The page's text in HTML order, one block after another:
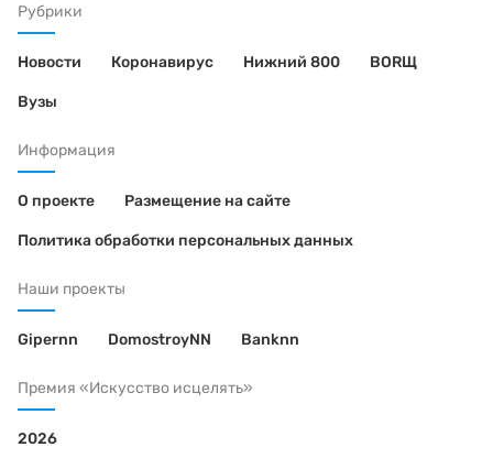
Рубрики
Новости Коронавирус Нижний 800 BORЩ
Вузы
Информация
О проекте Размещение на сайте
Политика обработки персональных данных
Наши проекты
Gipernn DomostroyNN Banknn
Премия «Искусство исцелять»
2026